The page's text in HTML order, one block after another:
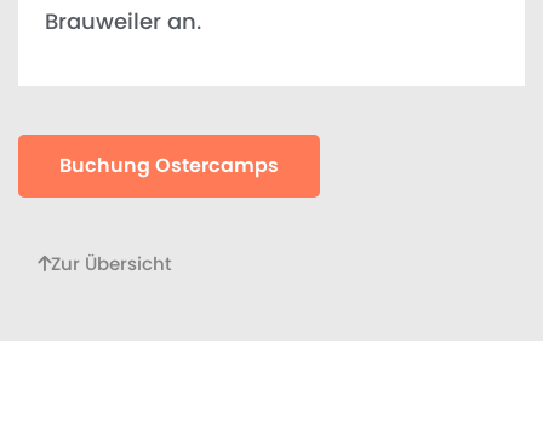
Brauweiler an.
Buchung Ostercamps
Zur Übersicht